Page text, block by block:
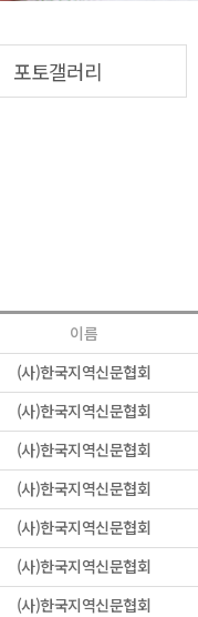
포토갤러리
이름
(사)한국지역신문협회
(사)한국지역신문협회
(사)한국지역신문협회
(사)한국지역신문협회
(사)한국지역신문협회
(사)한국지역신문협회
(사)한국지역신문협회